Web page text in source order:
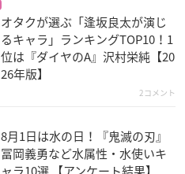
オタクが選ぶ「逢坂良太が演じ
るキャラ」ランキングTOP10！1
位は『ダイヤのA』沢村栄純【20
26年版】
2コメント
8月1日は水の日！『鬼滅の刃』
冨岡義勇など水属性・水使いキ